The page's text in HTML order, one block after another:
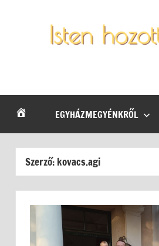
Debrecen-
Nyíregyházi
Egyházmegye
hírei,
programjaiEGYHÁZMEGYÉNKRŐL
Szerző: kovacs.agi